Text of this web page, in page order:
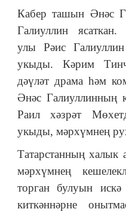
Кабер ташын Әнәс
Галиуллин
улы Рәис
укыды. Кәрим
дәүләт драма һәм
Әнәс Галиуллинның
Раил хәзрәт
укыды, мәрхүмнең
Татарстанның халык
мәрхүмнең
торган булуын
киткәннәрне